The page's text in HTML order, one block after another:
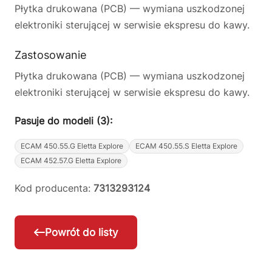
Płytka drukowana (PCB) — wymiana uszkodzonej
elektroniki sterującej w serwisie ekspresu do kawy.
Zastosowanie
Płytka drukowana (PCB) — wymiana uszkodzonej
elektroniki sterującej w serwisie ekspresu do kawy.
Pasuje do modeli (3):
ECAM 450.55.G Eletta Explore
ECAM 450.55.S Eletta Explore
ECAM 452.57.G Eletta Explore
Kod producenta: 7313293124
Powrót do listy